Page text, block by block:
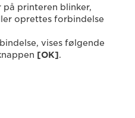
printeren blinker,
oprettes forbindelse
vises følgende
[OK].